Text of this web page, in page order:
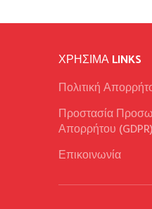
ΧΡΉΣΙΜΑ LINKS
Πολιτική
Προστασία
Απορρήτου (GDPR)
Επικοινωνία